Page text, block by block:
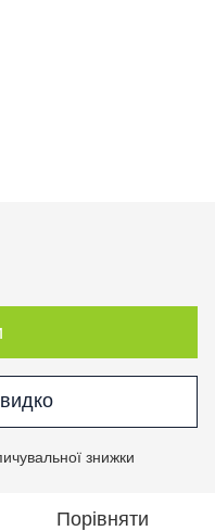
знижки
Порівняти